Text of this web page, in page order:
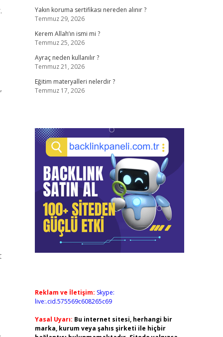
Yakın koruma sertifikası nereden alınır ?
Temmuz 29, 2026
Kerem Allah’ın ismi mi ?
Temmuz 25, 2026
Ayraç neden kullanılır ?
Temmuz 21, 2026
Eğitim materyalleri nelerdir ?
Temmuz 17, 2026
Reklam ve İletişim: Skype:
live:.cid.575569c608265c69
Yasal Uyarı: Bu internet sitesi, herhangi bir
marka, kurum veya şahıs şirketi ile hiçbir